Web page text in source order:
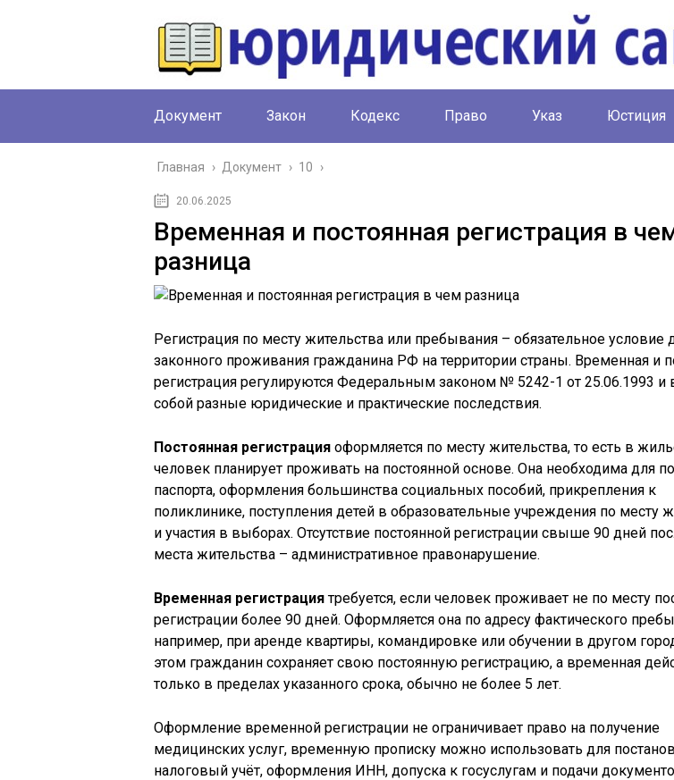
Документ Закон Кодекс Право Указ Юстиция
Главная › Документ › 10 ›
20.06.2025
Временная и постоянная регистрация в
разница
Регистрация по месту жительства или пребывания – обязательное условие
законного проживания гражданина РФ на территории страны. Временная и
регистрация регулируются Федеральным законом № 5242-1 от 25.06.1993 и
собой разные юридические и практические последствия.
Постоянная регистрация оформляется по месту жительства, то есть в
человек планирует проживать на постоянной основе. Она необходима для
паспорта, оформления большинства социальных пособий, прикрепления к
поликлинике, поступления детей в образовательные учреждения по месту
и участия в выборах. Отсутствие постоянной регистрации свыше 90 дней
места жительства – административное правонарушение.
Временная регистрациятребуется, если человек проживает не по месту
регистрации более 90 дней. Оформляется она по адресу фактического
например, при аренде квартиры, командировке или обучении в другом
этом гражданин сохраняет свою постоянную регистрацию, а временная
только в пределах указанного срока, обычно не более 5 лет.
Оформление временной регистрации не ограничивает право на получение
медицинских услуг, временную прописку можно использовать для
налоговый учёт, оформления ИНН, допуска к госуслугам и подачи